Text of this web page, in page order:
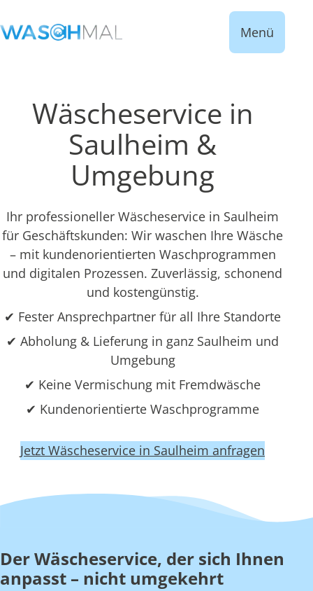
Menü
Wäscheservice in
Saulheim &
Umgebung
Ihr professioneller Wäscheservice in Saulheim
für Geschäftskunden: Wir waschen Ihre Wäsche
– mit kundenorientierten Waschprogrammen
und digitalen Prozessen. Zuverlässig, schonend
und kostengünstig.
✔ Fester Ansprechpartner für all Ihre Standorte
✔ Abholung & Lieferung in ganz Saulheim und
Umgebung
✔ Keine Vermischung mit Fremdwäsche
✔ Kundenorientierte Waschprogramme
Jetzt Wäscheservice in Saulheim anfragen
Der Wäscheservice, der sich Ihnen
anpasst – nicht umgekehrt